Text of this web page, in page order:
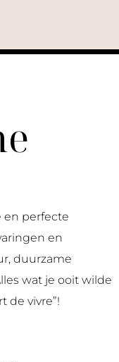
en perfecte
en
duurzame
wat je ooit wilde
de vivre”!